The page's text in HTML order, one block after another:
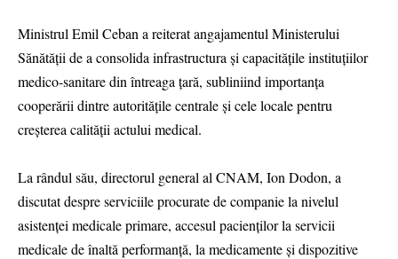
Ministrul Emil Ceban a reiterat angajamentul Ministerului
Sănătății de a consolida infrastructura și capacitățile instituțiilor
medico-sanitare din întreaga țară, subliniind importanța
cooperării dintre autoritățile centrale și cele locale pentru
creșterea calității actului medical.
La rândul său, directorul general al CNAM, Ion Dodon, a
discutat despre serviciile procurate de companie la nivelul
asistenței medicale primare, accesul pacienților la servicii
medicale de înaltă performanță, la medicamente și dispozitive